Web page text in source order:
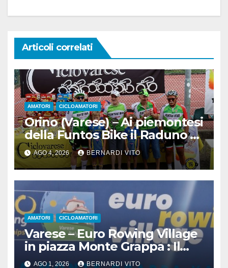
Articoli correlati
AMATORI CICLOAMATORI
Orino (Varese) – Ai piemontesi
della Funtos Bike il Raduno di
Orino
AGO 4, 2026 BERNARDI VITO
AMATORI CICLOAMATORI
Varese – Euro Rowing Village
in piazza Monte Grappa : Il
Canottaggio ospita il Ciclismo
AGO 1, 2026 BERNARDI VITO